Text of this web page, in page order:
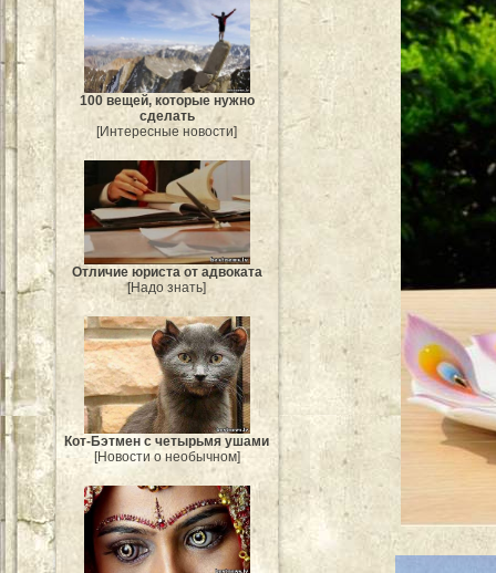
100 вещей, которые нужно
сделать
[Интересные новости]
Отличие юриста от адвоката
[Надо знать]
Кот-Бэтмен с четырьмя ушами
[Новости о необычном]